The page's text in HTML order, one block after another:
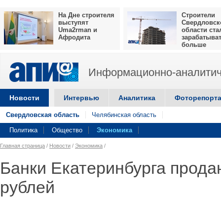
На Дне строителя
выступят
Uma2rman и
Афродита
Строители
области
больше
Информационно-
Новости Интервью Аналитика
Свердловская область Челябинская область
Политика Общество Экономика
Главная страница / Новости / Экономика /
Банки Екатеринбурга
рублей